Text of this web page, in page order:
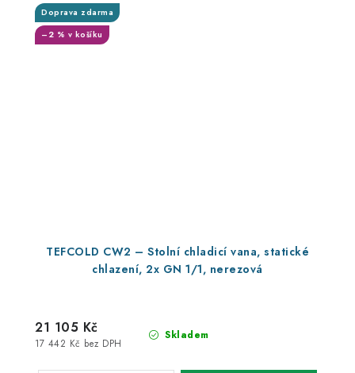
TEFCOLD CW2 – Stolní chladicí vana, statické
chlazení, 2x GN 1/1, nerezová
Doprava zdarma
–2 % v košíku
Skladem
17 442 Kč bez DPH
21 105 Kč